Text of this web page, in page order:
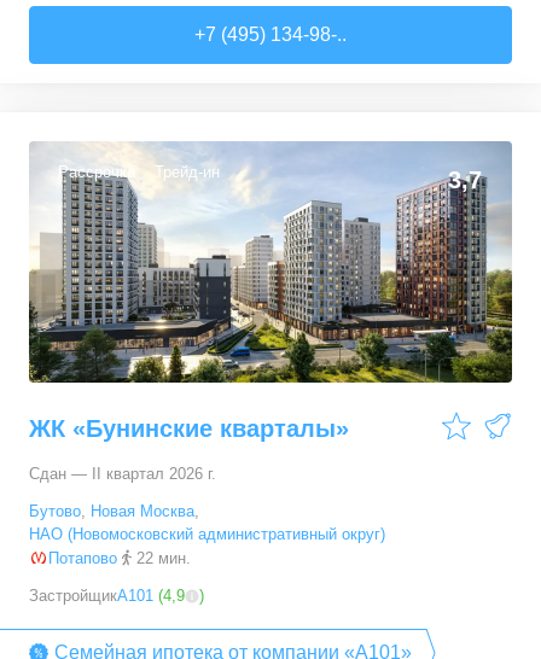
+7 (495) 134-98-..
Рассрочка Трейд-ин 3,7
ЖК «Бунинские кварталы»
Сдан — II квартал 2026 г.
Бутово, Новая Москва,
НАО (Новомосковский административный округ)
Потапово
22 мин.
ЗастройщикА101 (4,9 )
Семейная ипотека от компании «А101»